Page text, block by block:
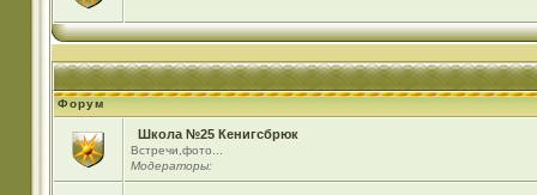
Форум
Школа №25 Кенигсбрюк
Встречи,фото...
Модераторы: